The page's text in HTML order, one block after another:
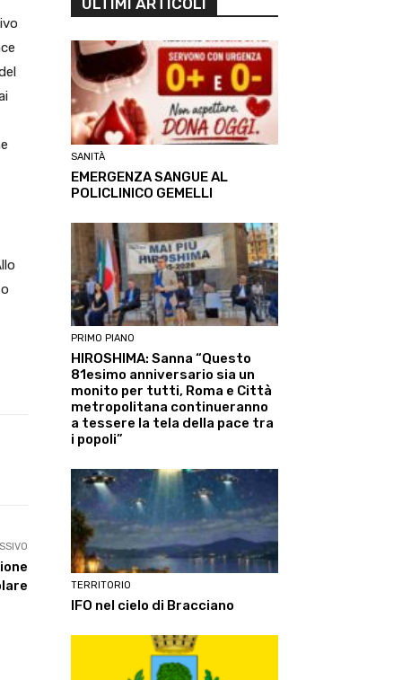
ULTIMI ARTICOLI
SANITÀ
EMERGENZA SANGUE AL
POLICLINICO GEMELLI
PRIMO PIANO
HIROSHIMA: Sanna “Questo
81esimo anniversario sia un
monito per tutti, Roma e Città
metropolitana continueranno
a tessere la tela della pace tra
i popoli”
TERRITORIO
IFO nel cielo di Bracciano